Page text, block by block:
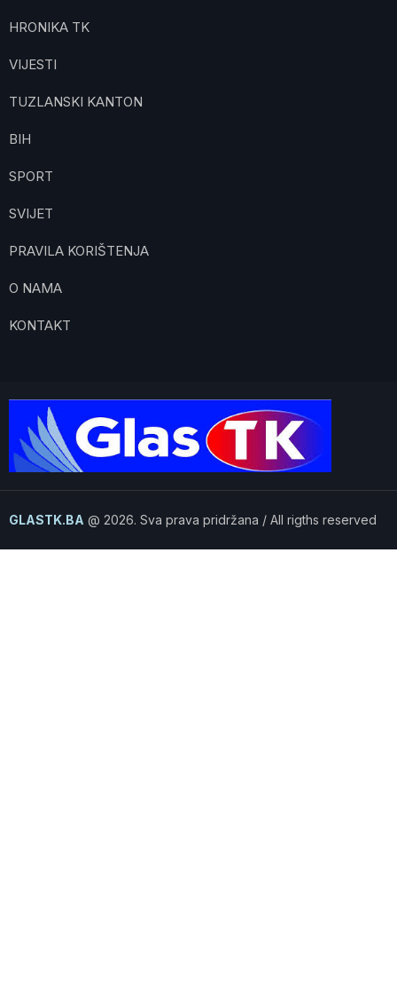
HRONIKA TK
VIJESTI
TUZLANSKI KANTON
BIH
SPORT
SVIJET
PRAVILA KORIŠTENJA
O NAMA
KONTAKT
GLASTK.BA @ 2026. Sva prava pridržana / All rigths reserved